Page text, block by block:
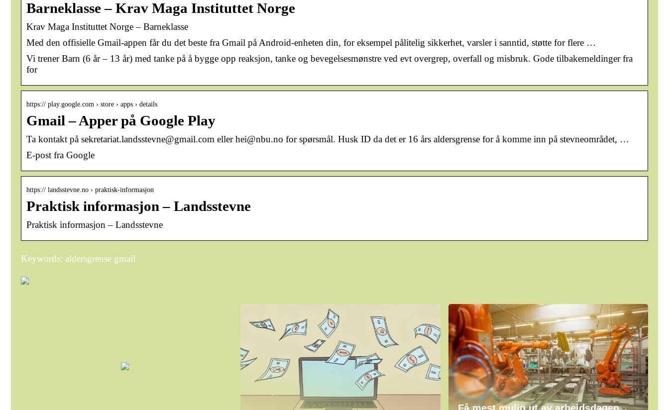
Barneklasse – Krav Maga Instituttet Norge
Krav Maga Instituttet Norge – Barneklasse
Med den offisielle Gmail-appen får du det beste fra Gmail på Android-enheten din, for eksempel pålitelig sikkerhet, varsler i sanntid, støtte for flere …
Vi trener Barn (6 år – 13 år) med tanke på å bygge opp reaksjon, tanke og bevegelsesmønstre ved evt overgrep, overfall og misbruk. Gode tilbakemeldinger fra
for
https:// play.google.com › store › apps › details
Gmail – Apper på Google Play
Ta kontakt på sekretariat.landsstevne@gmail.com eller hei@nbu.no for spørsmål. Husk ID da det er 16 års aldersgrense for å komme inn på stevneområdet, …
E-post fra Google
https:// landsstevne.no › praktisk-informasjon
Praktisk informasjon – Landsstevne
Praktisk informasjon – Landsstevne
Keywords: aldersgrense gmail